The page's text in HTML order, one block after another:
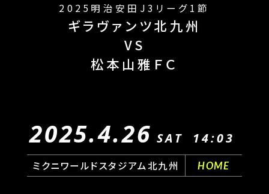
2025明治安田J3リーグ1節
ギラヴァンツ北九州
VS
松本山雅ＦＣ
2025.4.26 SAT 14:03
ミクニワールドスタジアム北九州 HOME